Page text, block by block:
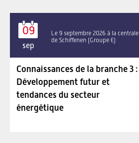
09
sep
Le 9 septembre 2026 à la centrale
de Schiffenen (Groupe E)
Connaissances de la branche 3 :
Développement futur et
tendances du secteur
énergétique